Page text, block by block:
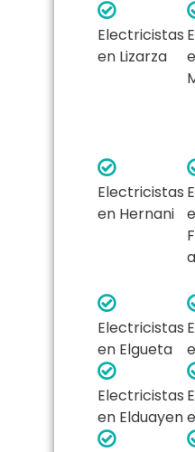
Electricistas
en Lizarza
Electricistas
en Hernani
a
Electricistas
en Elgueta
Electricistas
en Elduayen